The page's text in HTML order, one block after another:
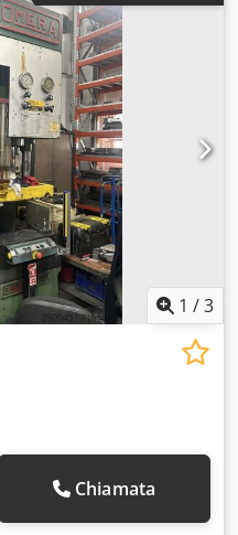
1 /3
Chiamata